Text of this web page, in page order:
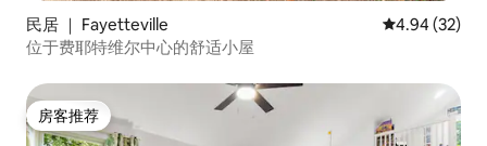
民居 ｜ Fayetteville 平均评分
4.94 (32)
位于费耶特维尔中心的舒适小屋
房客推荐
房客推荐